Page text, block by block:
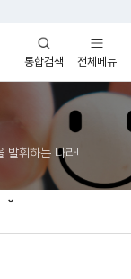
통합검색
열기
전체메뉴
열기
발휘하는 나라!